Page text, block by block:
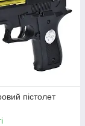
пістолет